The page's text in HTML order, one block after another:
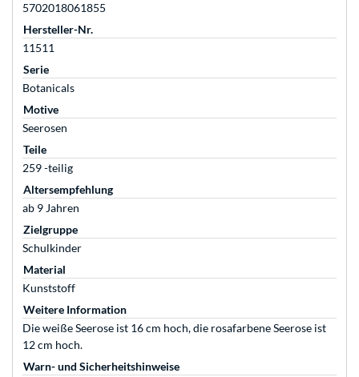
5702018061855
Hersteller-Nr.
11511
Serie
Botanicals
Motive
Seerosen
Teile
259 -teilig
Altersempfehlung
ab 9 Jahren
Zielgruppe
Schulkinder
Material
Kunststoff
Weitere Information
Die weiße Seerose ist 16 cm hoch, die rosafarbene Seerose ist
12 cm hoch.
Warn- und Sicherheitshinweise